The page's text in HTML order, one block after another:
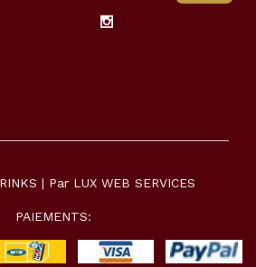
| Par LUX WEB SERVICES
PAIEMENTS: